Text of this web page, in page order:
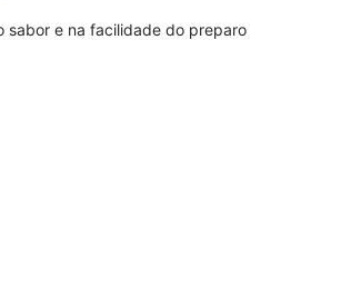
sabor e na facilidade do preparo